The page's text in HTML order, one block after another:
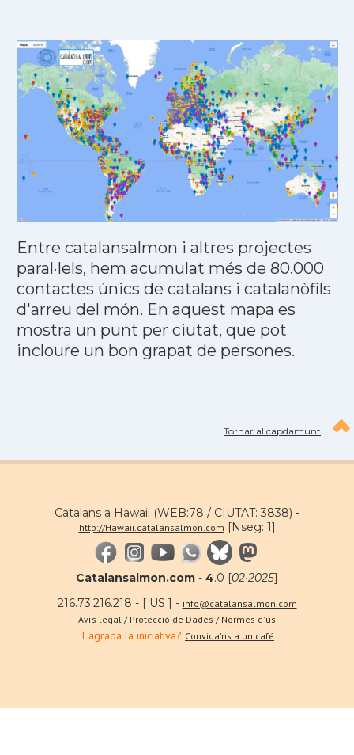
Entre catalansalmon i altres projectes
paral·lels, hem acumulat més de 80.000
contactes únics de catalans i catalanòfils
d'arreu del món. En aquest mapa es
mostra un punt per ciutat, que pot
incloure un bon grapat de persones.
Tornar al capdamunt
Catalans a Hawaii (WEB:78 / CIUTAT: 3838) -
http://Hawaii.catalansalmon.com [Nseg: 1]
Catalansalmon.com - 4.0 [02·2025]
216.73.216.218 - [ US ] - info@catalansalmon.com
Avís legal / Protecció de Dades / Normes d'ús
T'agrada la iniciativa? Convida'ns a un café